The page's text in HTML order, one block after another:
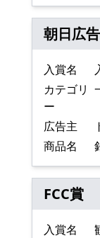
朝日広
入賞名
カテゴリ
ー
広告主
商品名
FCC賞
入賞名